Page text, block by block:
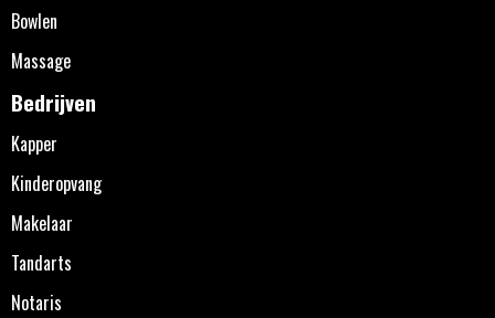
Bowlen
Massage
Bedrijven
Kapper
Kinderopvang
Makelaar
Tandarts
Notaris